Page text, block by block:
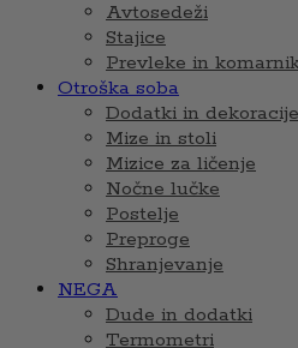
Avtosedeži
Stajice
Prevleke in
Otroška soba
Dodatki in dekoracije
Mize in stoli
Mizice za ličenje
Nočne lučke
Postelje
Preproge
Shranjevanje
NEGA
Dude in dodatki
Termometri